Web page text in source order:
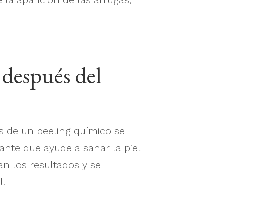
del
de un peeling químico se
que ayude a sanar la piel
los resultados y se